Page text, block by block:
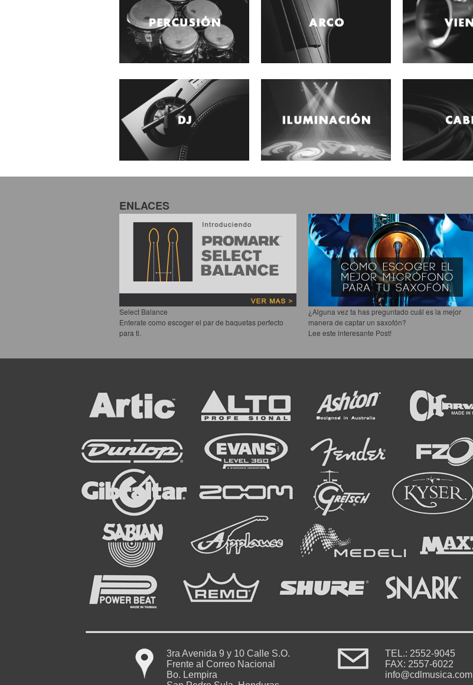
ENLACES
Select Balance
Enterate como escoger el par de baquetas perfecto
para ti.
¿Alguna vez ta has preguntado cuál es la mejor
manera de captar un saxofón?
Lee este interesante Post!
3ra Avenida 9 y 10 Calle S.O.
Frente al Correo Nacional
Bo. Lempira
TEL.: 2552-9045
FAX: 2557-6022
info@cdlmusica.com